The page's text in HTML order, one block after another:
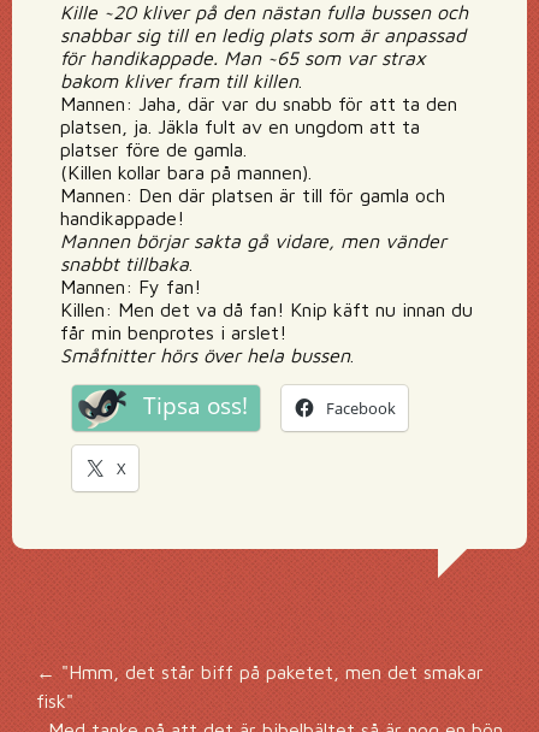
Kille ~20 kliver på den nästan fulla bussen och
snabbar sig till en ledig plats som är anpassad
för handikappade. Man ~65 som var strax
bakom kliver fram till killen.
Mannen: Jaha, där var du snabb för att ta den
platsen, ja. Jäkla fult av en ungdom att ta
platser före de gamla.
(Killen kollar bara på mannen).
Mannen: Den där platsen är till för gamla och
handikappade!
Mannen börjar sakta gå vidare, men vänder
snabbt tillbaka
Mannen: Fy fan!
Killen: Men det va då fan! Knip käft nu innan du
får min benprotes i arslet!
Småfnitter hörs över hela bussen.
Tipsa oss! Facebook
X
Inläggsnavigering
← "Hmm, det står biff på paketet, men det smakar
fisk"